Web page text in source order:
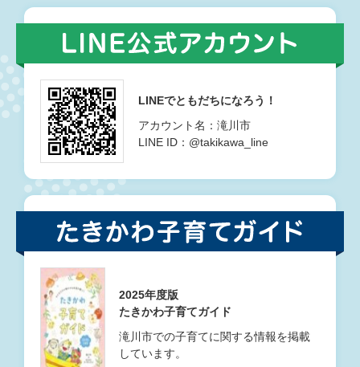
LINEでともだちになろう！
アカウント名：滝川市
LINE ID：@takikawa_line
2025年度版
たきかわ子育てガイド
滝川市での子育てに関する情報を掲載
しています。